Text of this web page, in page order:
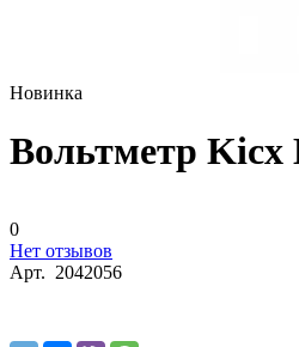
Новинка
Вольтметр Kicx
0
Нет отзывов
Арт. 2042056